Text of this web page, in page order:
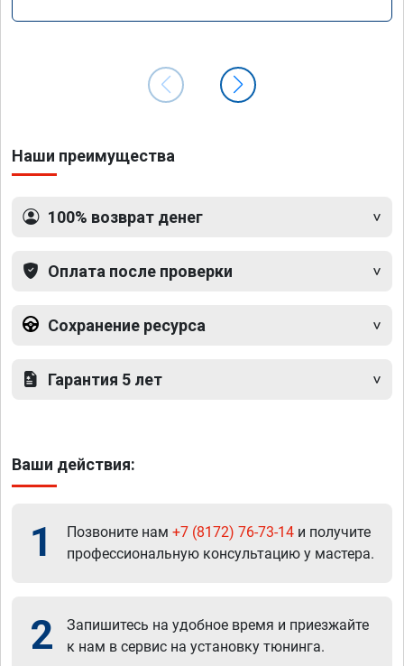
Наши преимущества
100% возврат денег
Оплата после проверки
Сохранение ресурса
Гарантия 5 лет
Ваши действия:
1 Позвоните нам +7 (8172) 76-73-14 и получите
профессиональную консультацию у мастера.
2
Запишитесь на удобное время и приезжайте
к нам в сервис на установку тюнинга.